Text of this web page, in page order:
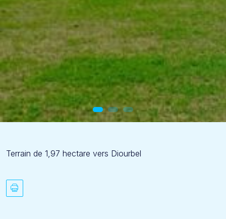
Terrain de 1,97 hectare vers Diourbel